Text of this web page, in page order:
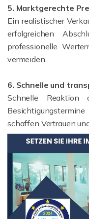
5. Marktgerechte
Ein realistischer
erfolgreichen
professionelle
vermeiden.
6. Schnelle und
Schnelle Reaktion
schaffen Vertrauen